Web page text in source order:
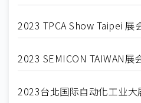
2023 TPCA Show Taipei 展
2023 SEMICON TAIWAN展
2023台北国际自动化工业大